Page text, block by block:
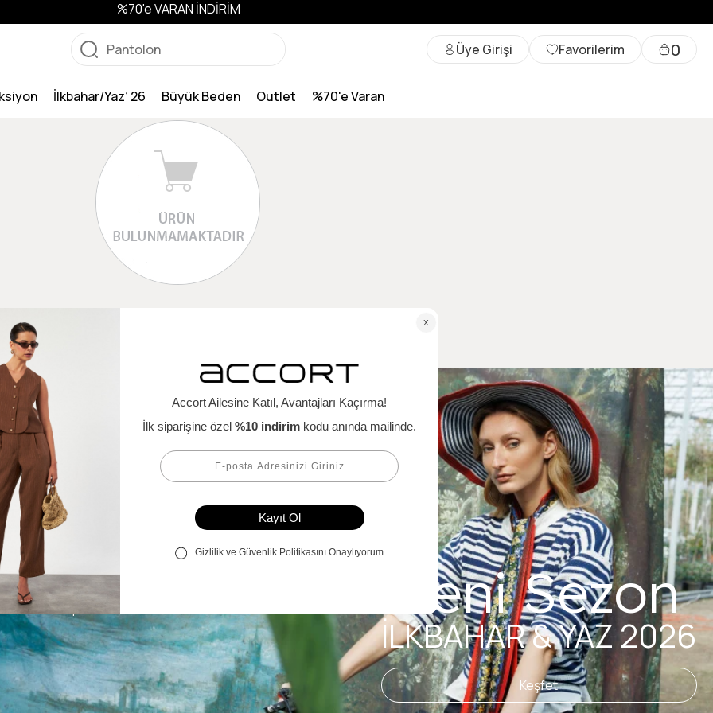
%70'e VARAN İNDİRİM
Üye Girişi Favorilerim 0
İlkbahar/Yaz’ 26 Büyük Beden Outlet %70'e Varan
Alışveriş Bilgileri
Kargom Nerede
Hesabım
Siparişlerim
Favorilerim
İade Taleplerim
Yeni Sezon
İLKBAHAR & YAZ 2026
Keşfet